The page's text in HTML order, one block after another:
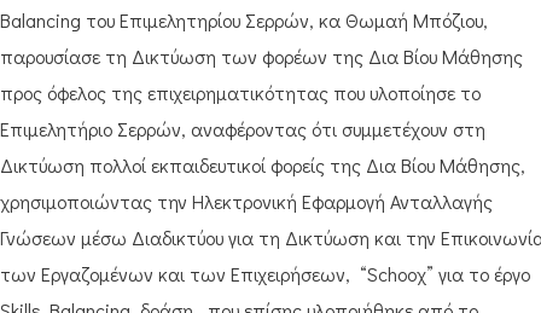
Balancing του Επιμελητηρίου Σερρών, κα Θωμαή Μπόζιου,
παρουσίασε τη Δικτύωση των φορέων της Δια Βίου Μάθησης
προς όφελος της επιχειρηματικότητας που υλοποίησε το
Επιμελητήριο Σερρών, αναφέροντας ότι συμμετέχουν στη
Δικτύωση πολλοί εκπαιδευτικοί φορείς της Δια Βίου Μάθησης,
χρησιμοποιώντας την Ηλεκτρονική Εφαρμογή Ανταλλαγής
Γνώσεων μέσω Διαδικτύου για τη Δικτύωση και την
των Εργαζομένων και των Επιχειρήσεων, “Schooχ” για το έργο